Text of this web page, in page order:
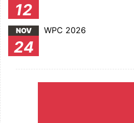
12
NOV
24
WPC 2026